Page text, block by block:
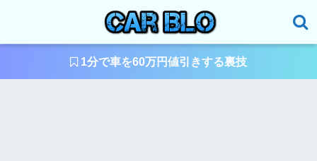
1分で車を60万円値引きする裏技